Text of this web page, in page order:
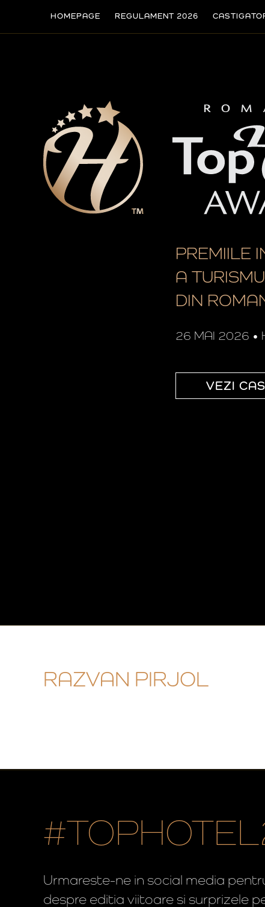
HOMEPAGE REGULAMENT 2026
PREMIILE
A
DIN
26 MAI 2026 •
VEZI
RAZVAN PIRJOL
Urmareste-ne in social media
despre editia viitoare si surprizele